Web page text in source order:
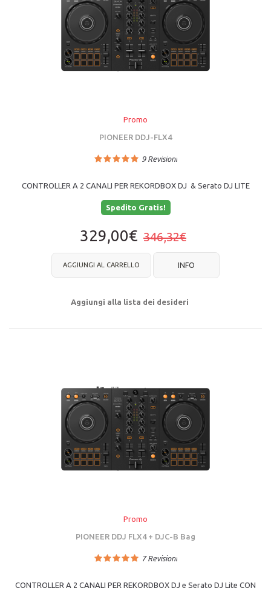
Promo
PIONEER DDJ-FLX4
9Revisioni
CONTROLLER A 2 CANALI PER REKORDBOX DJ & Serato DJ LITE
Spedito Gratis!
329,00€ 346,32€
AGGIUNGI AL CARRELLO INFO
Aggiungi alla lista dei desideri
Promo
PIONEER DDJ FLX4 + DJC-B Bag
7Revisioni
CONTROLLER A 2 CANALI PER REKORDBOX DJ e Serato DJ Lite CON